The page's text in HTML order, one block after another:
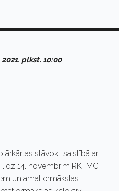
plkst. 10:00
ārkārtas stāvokli saistībā ar
līdz 14. novembrim RKTMC
un amatiermākslas